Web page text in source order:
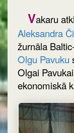
Vakaru
Aleksandra
žurnāla
Olgu Pavuku
Olgai
ekonomiskā